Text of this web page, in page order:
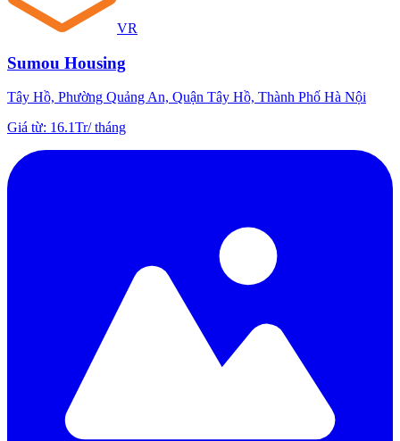
VR
Sumou Housing
Tây Hồ, Phường Quảng An, Quận Tây Hồ, Thành Phố Hà Nội
Giá từ: 16.1Tr/tháng